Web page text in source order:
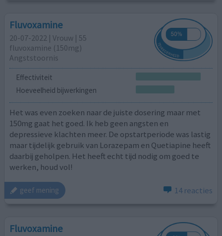
Fluvoxamine
20-07-2022 | Vrouw | 55
fluvoxamine (150mg)
Angststoornis
Effectiviteit
Hoeveelheid bijwerkingen
Het was even zoeken naar de juiste dosering maar met
150mg gaat het goed. Ik heb geen angsten en
depressieve klachten meer. De opstartperiode was lastig
maar tijdelijk gebruik van Lorazepam en Quetiapine heeft
daarbij geholpen. Het heeft echt tijd nodig om goed te
werken, houd vol!
geef mening 14 reacties
Fluvoxamine